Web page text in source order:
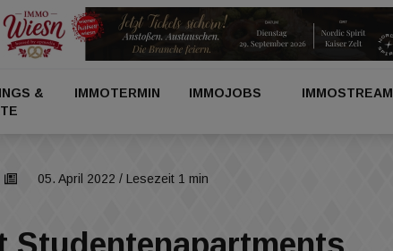
&
IMMOTERMIN IMMOJOBS IMMOSTREAM
05. April 2022 / Lesezeit 1 min